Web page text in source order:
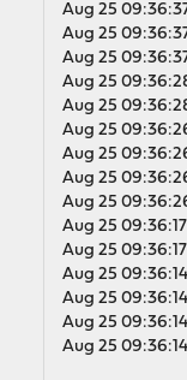
Aug 25
Aug 25
Aug 25
Aug 25
Aug 25
Aug 25
Aug 25
Aug 25
Aug 25
Aug 25
Aug 25
Aug 25
Aug 25
Aug 25
Aug 25